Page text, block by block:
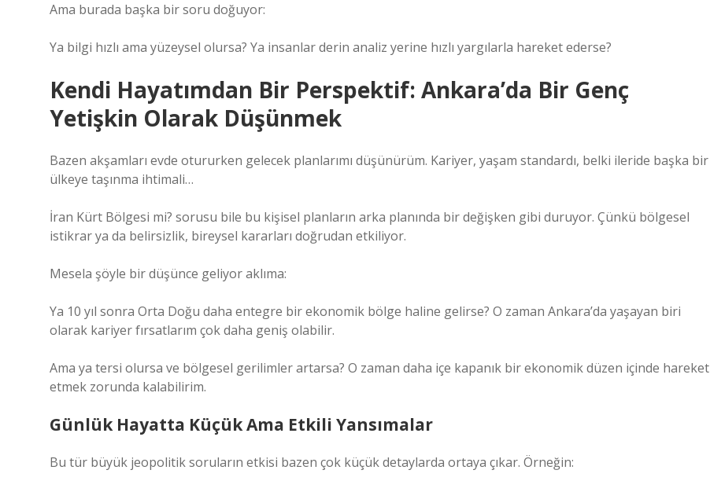
Ama burada başka bir soru doğuyor:
Ya bilgi hızlı ama yüzeysel olursa? Ya insanlar derin analiz yerine hızlı yargılarla hareket ederse?
Kendi Hayatımdan Bir Perspektif: Ankara’da Bir Genç
Yetişkin Olarak Düşünmek
Bazen akşamları evde otururken gelecek planlarımı düşünürüm. Kariyer, yaşam standardı, belki ileride başka bir
ülkeye taşınma ihtimali…
İran Kürt Bölgesi mi? sorusu bile bu kişisel planların arka planında bir değişken gibi duruyor. Çünkü bölgesel
istikrar ya da belirsizlik, bireysel kararları doğrudan etkiliyor.
Mesela şöyle bir düşünce geliyor aklıma:
Ya 10 yıl sonra Orta Doğu daha entegre bir ekonomik bölge haline gelirse? O zaman Ankara’da yaşayan biri
olarak kariyer fırsatlarım çok daha geniş olabilir.
Ama ya tersi olursa ve bölgesel gerilimler artarsa? O zaman daha içe kapanık bir ekonomik düzen içinde hareket
etmek zorunda kalabilirim.
Günlük Hayatta Küçük Ama Etkili Yansımalar
Bu tür büyük jeopolitik soruların etkisi bazen çok küçük detaylarda ortaya çıkar. Örneğin: